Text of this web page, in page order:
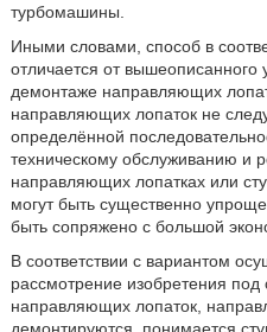
турбомашины.
Иными словами, способ в
отличается от вышеописанного
демонтаже направляющих
направляющих лопаток не
определённой
техническому обслуживанию и
направляющих лопатках или
могут быть существенно
быть сопряжено с большой
В соответствии с вариантом
рассмотрение изобретения под
направляющих лопаток,